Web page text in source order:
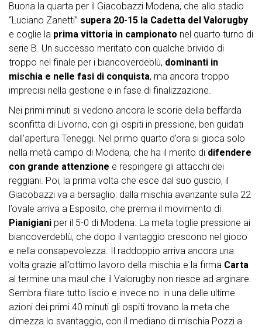
Buona la quarta per il Giacobazzi Modena, che allo stadio
“Luciano Zanetti” supera 20-15 la Cadetta del Valorugby
e coglie la prima vittoria in campionato nel quarto turno di
serie B. Un successo meritato con qualche brivido di
troppo nel finale per i biancoverdeblù, dominanti in
mischia e nelle fasi di conquista, ma ancora troppo
imprecisi nella gestione e in fase di finalizzazione.
Nei primi minuti si vedono ancora le scorie della beffarda
sconfitta di Livorno, con gli ospiti in pressione, ben guidati
dall’apertura Teneggi. Nel primo quarto d’ora si gioca solo
nella metà campo di Modena, che ha il merito di difendere
con grande attenzione e respingere gli attacchi dei
reggiani. Poi, la prima volta che esce dal suo guscio, il
Giacobazzi va a bersaglio: dalla mischia avanzante sulla 22
l’ovale arriva a Esposito, che premia il movimento di
Pianigiani per il 5-0 di Modena. La meta toglie pressione ai
biancoverdeblù, che dopo il vantaggio crescono nel gioco
e nella consapevolezza. Il raddoppio arriva ancora una
volta grazie all’ottimo lavoro della mischia e la firma Carta
al termine una maul che il Valorugby non riesce ad arginare.
Sembra filare tutto liscio e invece no: in una delle ultime
azioni dei primi 40 minuti gli ospiti trovano la meta che
dimezza lo svantaggio, con il mediano di mischia Pozzi a